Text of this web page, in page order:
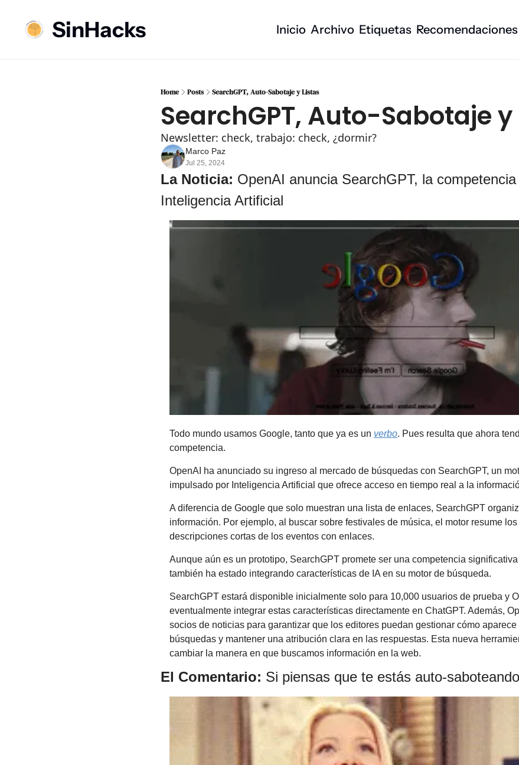
SinHacks Inicio Archivo Etiquetas Recomendaciones
Home Posts SearchGPT, Auto-Sabotaje y Listas
SearchGPT, Auto-Sabotaje y
Newsletter: check, trabajo: check, ¿dormir?
Marco Paz
Jul 25, 2024
La Noticia: OpenAI anuncia SearchGPT, la
Inteligencia Artificial
Todo mundo usamos Google, tanto que ya es un verbo. Pues resulta que ahora
competencia.
OpenAI ha anunciado su ingreso al mercado de búsquedas con SearchGPT, un
impulsado por Inteligencia Artificial que ofrece acceso en tiempo real a la
A diferencia de Google que solo muestran una lista de enlaces, SearchGPT
información. Por ejemplo, al buscar sobre festivales de música, el motor resume
descripciones cortas de los eventos con enlaces.
Aunque aún es un prototipo, SearchGPT promete ser una competencia
también ha estado integrando características de IA en su motor de búsqueda.
SearchGPT estará disponible inicialmente solo para 10,000 usuarios de prueba y
eventualmente integrar estas características directamente en ChatGPT. Además,
socios de noticias para garantizar que los editores puedan gestionar cómo
búsquedas y mantener una atribución clara en las respuestas. Esta nueva
cambiar la manera en que buscamos información en la web.
El Comentario: Si piensas que te estás auto-